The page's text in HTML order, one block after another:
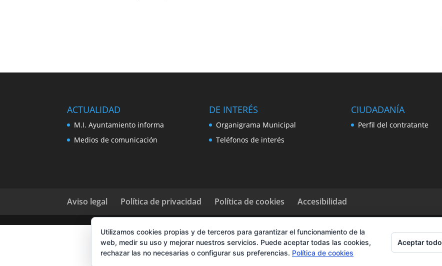
ACTUALIDAD
M.I. Ayuntamiento informa
Medios de comunicación
DE INTERÉS
Organigrama Municipal
Teléfonos de interés
CIUDADANÍA
Perfil del contratante
Aviso legal Política de privacidad Política de cookies Accesibilidad
Utilizamos cookies propias y de terceros para garantizar el funcionamiento de la
web, medir su uso y mejorar nuestros servicios. Puede aceptar todas las cookies,
rechazar las no necesarias o configurar sus preferencias. Política de cookies
Aceptar todo